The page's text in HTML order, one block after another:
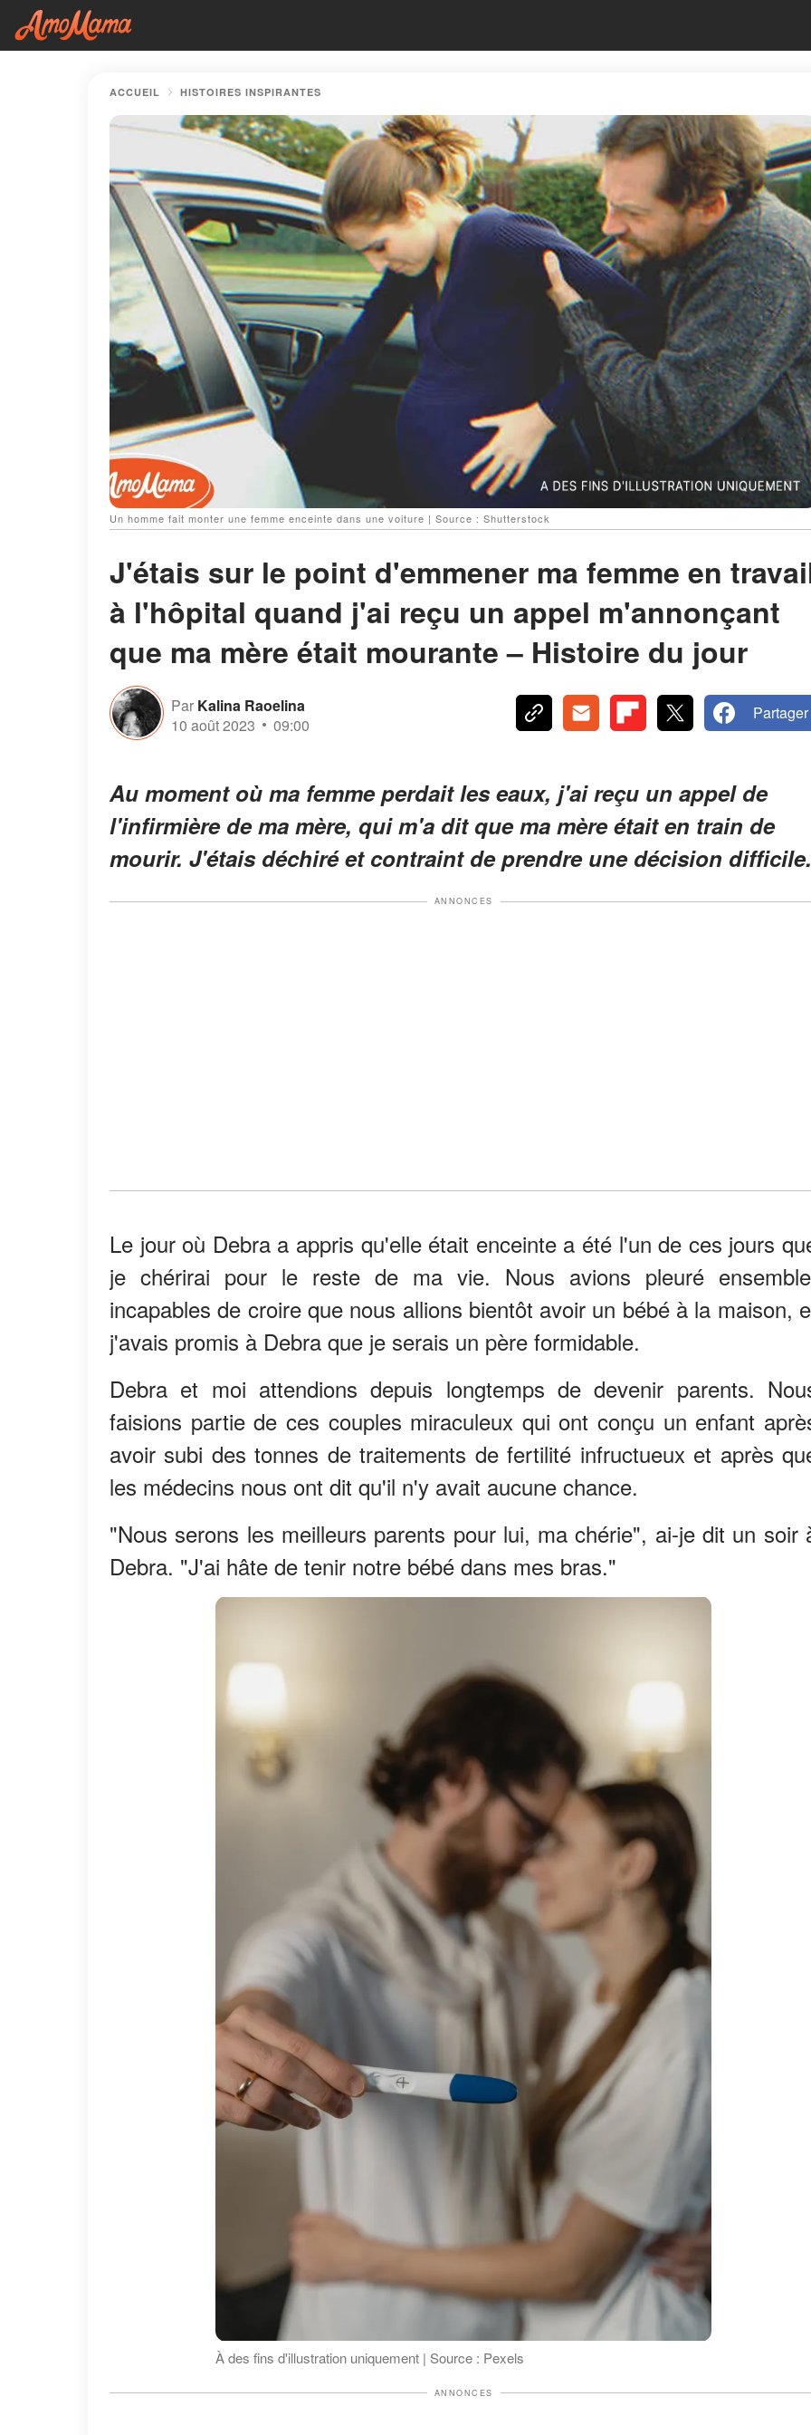
ACCUEIL HISTOIRES INSPIRANTES
Un homme fait monter une femme enceinte dans une voiture | Source : Shutterstock
J'étais sur le point d'emmener ma femme en
à l'hôpital quand j'ai reçu un appel m'annonçant
que ma mère était mourante – Histoire du jour
Par Kalina Raoelina
10 août 2023
09:00
Partager
Au moment où ma femme perdait les eaux, j'ai reçu un appel de
l'infirmière de ma mère, qui m'a dit que ma mère était en train de
mourir. J'étais déchiré et contraint de prendre une décision difficile.
ANNONCES
Le jour où Debra a appris qu'elle était enceinte a été l'un de ces jours
je chérirai pour le reste de ma vie. Nous avions pleuré
incapables de croire que nous allions bientôt avoir un bébé à la maison,
j'avais promis à Debra que je serais un père formidable.
Debra et moi attendions depuis longtemps de devenir parents.
faisions partie de ces couples miraculeux qui ont conçu un enfant
avoir subi des tonnes de traitements de fertilité infructueux et après
les médecins nous ont dit qu'il n'y avait aucune chance.
"Nous serons les meilleurs parents pour lui, ma chérie", ai-je dit un soir
Debra. "J'ai hâte de tenir notre bébé dans mes bras."
À des fins d'illustration uniquement | Source : Pexels
ANNONCES